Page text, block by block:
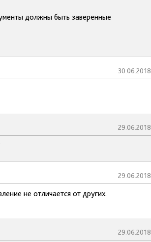
должны быть заверенные
30.06.2018
29.06.2018
29.06.2018
не отличается от других.
29.06.2018